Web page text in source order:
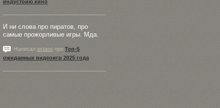
индустрию кино
И ни слова про пиратов, про
самые прожорливые игры. Мда.
Написал astass про Топ-5
ожидаемых видеоигр 2025 года